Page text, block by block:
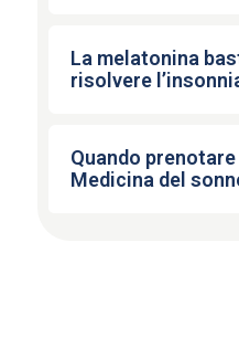
La melatonina
risolvere
Quando
Medicina del